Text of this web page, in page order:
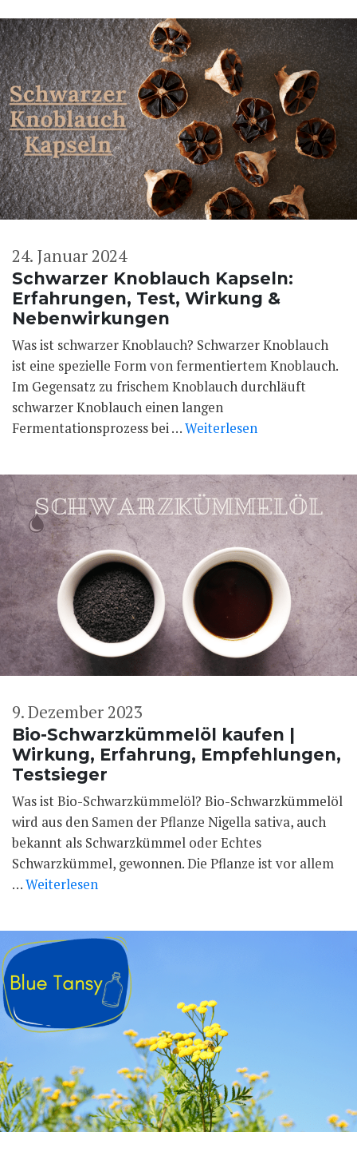
Schwarzer Knoblauch Kapseln:
Erfahrungen, Test, Wirkung &
Nebenwirkungen
24. Januar 2024
Was ist schwarzer Knoblauch? Schwarzer Knoblauch
ist eine spezielle Form von fermentiertem Knoblauch.
Im Gegensatz zu frischem Knoblauch durchläuft
schwarzer Knoblauch einen langen
Fermentationsprozess bei …Weiterlesen
Bio-Schwarzkümmelöl kaufen |
Wirkung, Erfahrung, Empfehlungen,
Testsieger
9. Dezember 2023
Was ist Bio-Schwarzkümmelöl? Bio-Schwarzkümmelöl
wird aus den Samen der Pflanze Nigella sativa, auch
bekannt als Schwarzkümmel oder Echtes
Schwarzkümmel, gewonnen. Die Pflanze ist vor allem
…Weiterlesen